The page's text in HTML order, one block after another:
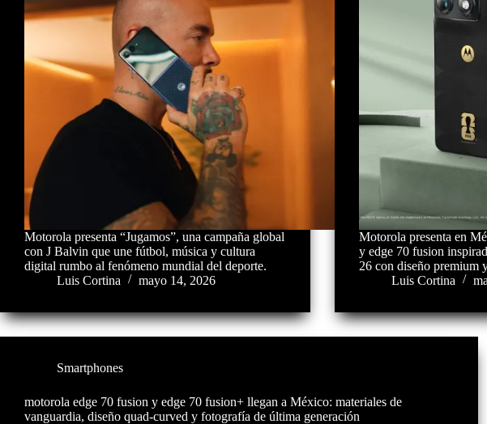
Motorola presenta “Jugamos”, una campaña global
con J Balvin que une fútbol, música y cultura
digital rumbo al fenómeno mundial del deporte.
Luis Cortina
mayo 14, 2026
Motorola presenta en
y edge 70 fusion
26 con diseño premium
Luis Cortina
Smartphones
motorola edge 70 fusion y edge 70 fusion+ llegan a México: materiales de
vanguardia, diseño quad-curved y fotografía de última generación